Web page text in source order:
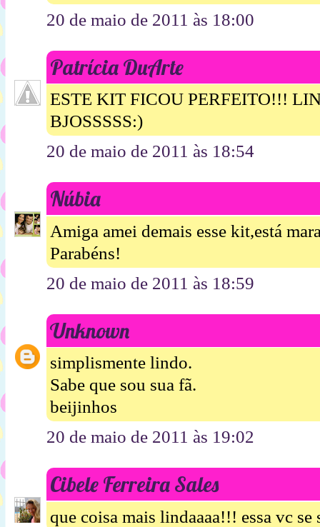
20 de maio de 2011 às 18:00
Patrícia DuArte
ESTE KIT FICOU PERFEITO!!!
BJOSSSSS:)
20 de maio de 2011 às 18:54
Núbia
Amiga amei demais esse kit,está
Parabéns!
20 de maio de 2011 às 18:59
Unknown
simplismente lindo.
Sabe que sou sua fã.
beijinhos
20 de maio de 2011 às 19:02
Cibele Ferreira Sales
que coisa mais lindaaaa!!! essa vc